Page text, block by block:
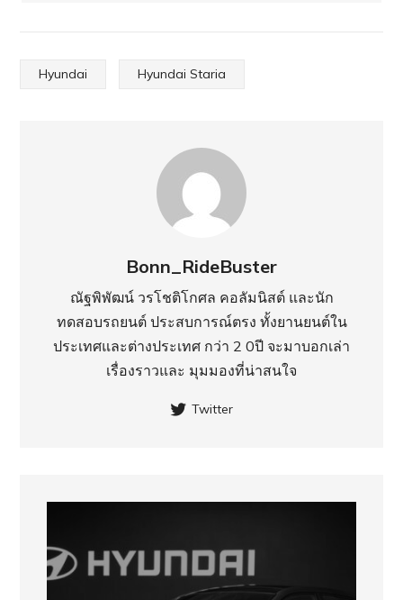
Hyundai Hyundai Staria
Bonn_RideBuster
ณัฐพิพัฒน์ วรโชติโกศล คอลัมนิสต์ และนัก
ทดสอบรถยนต์ ประสบการณ์ตรง ทั้งยานยนต์ใน
ประเทศ​และต่างประเทศ กว่า 2 0ปี จะมาบอกเล่า
เรื่องราวและ มุมมองที่น่าสนใจ
Twitter